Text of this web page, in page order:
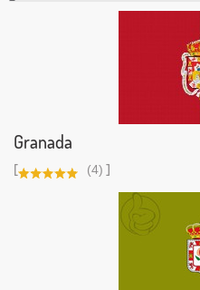
Granada
[ (4) ]